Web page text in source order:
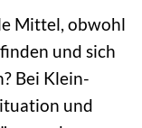
Mittel, obwohl
und sich
Bei Klein-
und